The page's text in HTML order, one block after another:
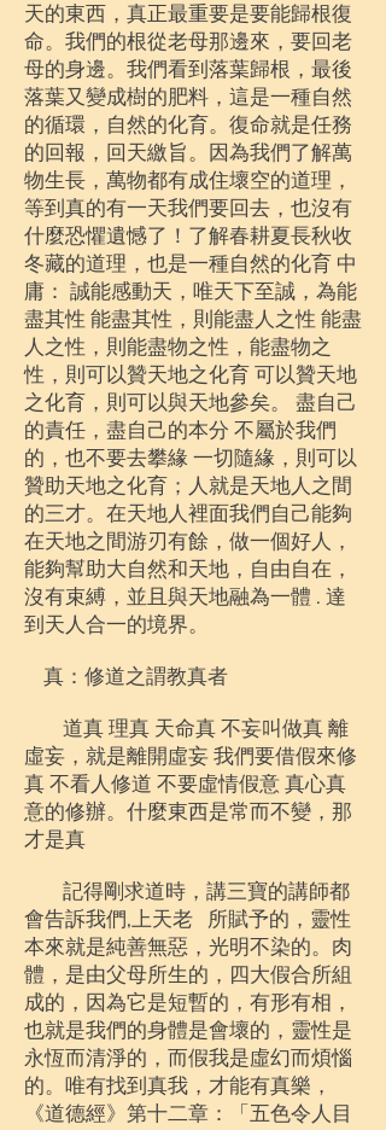
天的東西，真正最重要是要能歸根復
命。我們的根從老母那邊來，要回老
母的身邊。我們看到落葉歸根，最後
落葉又變成樹的肥料，這是一種自然
的循環，自然的化育。復命就是任務
的回報，回天繳旨。因為我們了解萬
物生長，萬物都有成住壞空的道理，
等到真的有一天我們要回去，也沒有
什麼恐懼遺憾了！了解春耕夏長秋收
冬藏的道理，也是一種自然的化育 中
庸： 誠能感動天，唯天下至誠，為能
盡其性 能盡其性，則能盡人之性 能盡
人之性，則能盡物之性，能盡物之
性，則可以贊天地之化育 可以贊天地
之化育，則可以與天地參矣。 盡自己
的責任，盡自己的本分 不屬於我們
的，也不要去攀緣 一切隨緣，則可以
贊助天地之化育；人就是天地人之間
的三才。在天地人裡面我們自己能夠
在天地之間游刃有餘，做一個好人，
能夠幫助大自然和天地，自由自在，
沒有束縛，並且與天地融為一體 . 達
到天人合一的境界。
真：修道之謂教真者
道真 理真 天命真 不妄叫做真 離
虛妄，就是離開虛妄 我們要借假來修
真 不看人修道 不要虛情假意 真心真
意的修辦。什麼東西是常而不變，那
才是真
記得剛求道時，講三寶的講師都
會告訴我們,上天老 所賦予的，靈性
本來就是純善無惡，光明不染的。肉
體，是由父母所生的，四大假合所組
成的，因為它是短暫的，有形有相 ，
也就是我們的身體是會壞的，靈性是
永恆而清淨的，而假我是虛幻而煩惱
的。唯有找到真我，才能有真樂，
《道德經》第十二章：「五色令人目